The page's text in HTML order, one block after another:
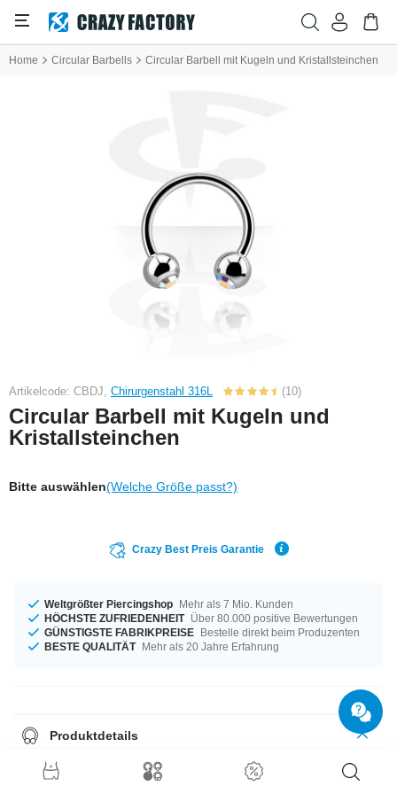
Home Circular Barbells Circular Barbell mit Kugeln und Kristallsteinchen
Artikelcode: CBDJ, Chirurgenstahl 316L (10)
Circular Barbell mit Kugeln und
Kristallsteinchen
Bitte auswählen(Welche Größe passt?)
Crazy Best Preis Garantie
Weltgrößter Piercingshop Mehr als 7 Mio. Kunden
HÖCHSTE ZUFRIEDENHEIT Über 80.000 positive Bewertungen
GÜNSTIGSTE FABRIKPREISE Bestelle direkt beim Produzenten
BESTE QUALITÄT Mehr als 20 Jahre Erfahrung
Produktdetails
Groß oder klein, das entscheidest du allein – verfügbar in den
Materialstärken 1,0 mm bis 1,6 mm. Mit Durchmessern von 6 mm bis 22